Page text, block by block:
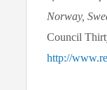
Norway,
Council
http://